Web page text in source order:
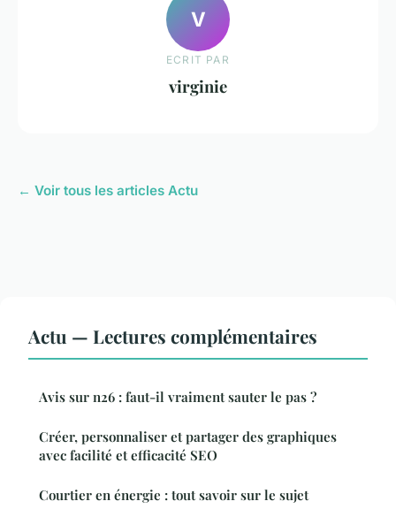
V
ECRIT PAR
virginie
← Voir tous les articles Actu
Actu — Lectures complémentaires
Avis sur n26 : faut-il vraiment sauter le pas ?
Créer, personnaliser et partager des graphiques
avec facilité et efficacité SEO
Courtier en énergie : tout savoir sur le sujet